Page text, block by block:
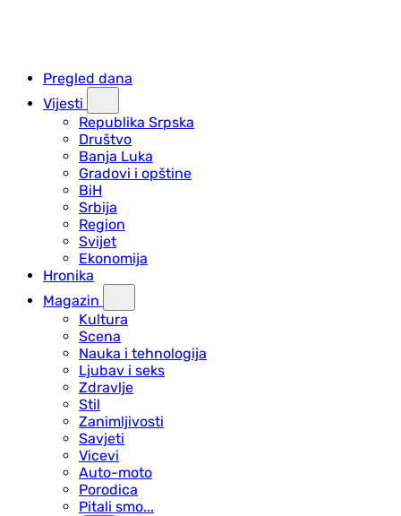
Pregled dana
Vijesti
Republika Srpska
Društvo
Banja Luka
Gradovi i opštine
BiH
Srbija
Region
Svijet
Ekonomija
Hronika
Magazin
Kultura
Scena
Nauka i tehnologija
Ljubav i seks
Zdravlje
Stil
Zanimljivosti
Savjeti
Vicevi
Auto-moto
Porodica
Pitali smo...